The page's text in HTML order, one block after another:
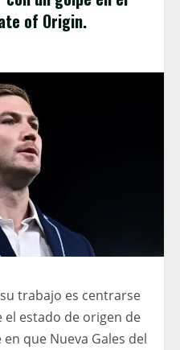
of Origin.
trabajo es centrarse
el estado de origen de
que Nueva Gales del